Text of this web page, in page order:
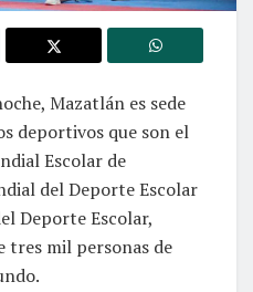
Mazatlán es sede
deportivos que son el
Escolar de
del Deporte Escolar
Deporte Escolar,
tres mil personas de